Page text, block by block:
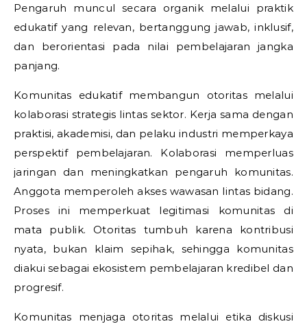
Pengaruh muncul secara organik melalui praktik
edukatif yang relevan, bertanggung jawab, inklusif,
dan berorientasi pada nilai pembelajaran jangka
panjang.
Komunitas edukatif membangun otoritas melalui
kolaborasi strategis lintas sektor. Kerja sama dengan
praktisi, akademisi, dan pelaku industri memperkaya
perspektif pembelajaran. Kolaborasi memperluas
jaringan dan meningkatkan pengaruh komunitas.
Anggota memperoleh akses wawasan lintas bidang.
Proses ini memperkuat legitimasi komunitas di
mata publik. Otoritas tumbuh karena kontribusi
nyata, bukan klaim sepihak, sehingga komunitas
diakui sebagai ekosistem pembelajaran kredibel dan
progresif.
Komunitas menjaga otoritas melalui etika diskusi